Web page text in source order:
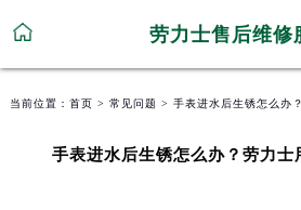
劳力士售后维修
当前位置： 首页 > 常见问题 > 手表进水后生锈怎么办
手表进水后生锈怎么办？劳力士